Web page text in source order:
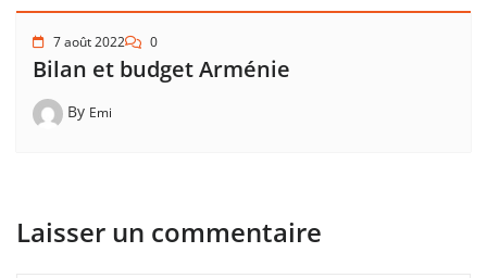
7 août 2022 0
Bilan et budget Arménie
By Emi
Laisser un commentaire